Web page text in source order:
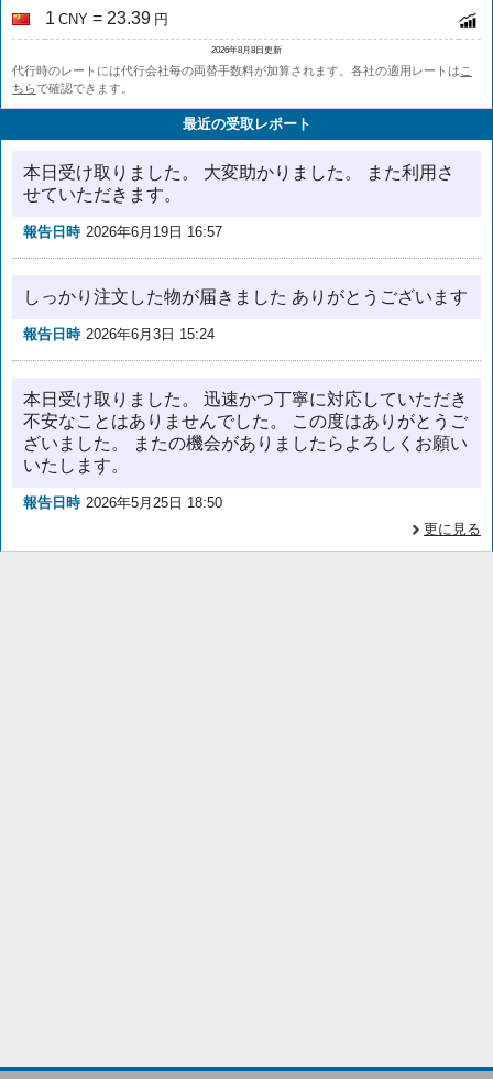
1 CNY = 23.39 円
2026年8月8日更新
代行時のレートには代行会社毎の両替手数料が加算されます。各社の適用レートは こ
ちらで確認できます。
最近の受取レポート
本日受け取りました。 大変助かりました。 また利用さ
せていただきます。
報告日時 2026年6月19日 16:57
しっかり注文した物が届きました ありがとうございます
報告日時 2026年6月3日 15:24
本日受け取りました。 迅速かつ丁寧に対応していただき
不安なことはありませんでした。 この度はありがとうご
ざいました。 またの機会がありましたらよろしくお願い
いたします。
報告日時 2026年5月25日 18:50
更に見る